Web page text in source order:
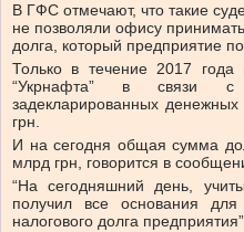
В ГФС отмечают, что такие
не позволяли офису
долга, который предприятие
Только в течение 2017 года
“Укрнафта” в связи с
задекларированных денежных
грн.
И на сегодня общая сумма
млрд грн, говорится в
“На сегодняшний день,
получил все основания
налогового долга